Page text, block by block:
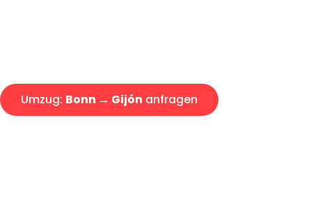
Umzug: Bonn → Gijón anfragen